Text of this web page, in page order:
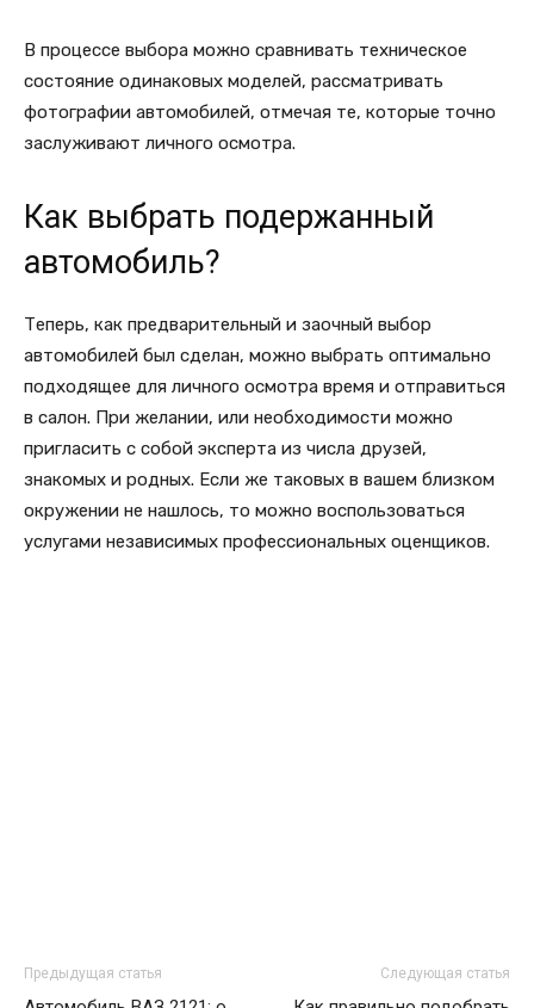
В процессе выбора можно сравнивать техническое
состояние одинаковых моделей, рассматривать
фотографии автомобилей, отмечая те, которые точно
заслуживают личного осмотра.
Как выбрать подержанный
автомобиль?
Теперь, как предварительный и заочный выбор
автомобилей был сделан, можно выбрать оптимально
подходящее для личного осмотра время и отправиться
в салон. При желании, или необходимости можно
пригласить с собой эксперта из числа друзей,
знакомых и родных. Если же таковых в вашем близком
окружении не нашлось, то можно воспользоваться
услугами независимых профессиональных оценщиков.
Предыдущая статья Следующая статья